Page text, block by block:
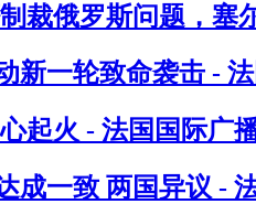
裁俄罗斯问题，塞
新一轮致命袭击 -
起火 - 法国国际广
成一致 两国异议 -